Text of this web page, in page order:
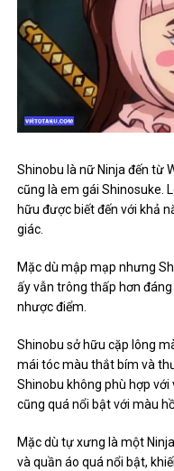
Shinobu là nữ Ninja đến từ
cũng là em gái Shinosuke.
hữu được biết đến với khả
giác.
Mặc dù mập mạp nhưng
ấy vẫn trông thấp hơn
nhược điểm.
Shinobu sở hữu cặp lông
mái tóc màu thắt bím và
Shinobu không phù hợp
cũng quá nổi bật với màu
Mặc dù tự xưng là một
và quần áo quá nổi bật,